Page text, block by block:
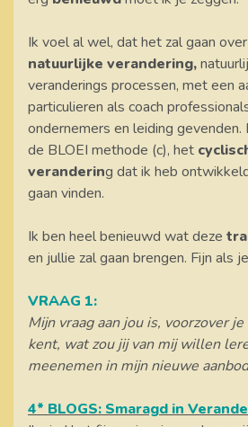
Ik voel al wel, dat het zal gaan
natuurlijke verandering,
veranderings processen, met een
particulieren als coach
ondernemers en leiding gevenden.
de BLOEI methode (c), het
verandering dat ik heb
gaan vinden.
Ik ben heel benieuwd wat deze
en jullie zal gaan brengen. Fijn als
VRAAG 1:
Mijn vraag aan jou is, voorzover
kent, wat zou jij van mij willen
meenemen in mijn nieuwe
4* BLOGS: Smaragd in